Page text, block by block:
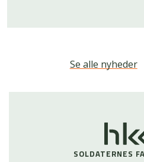
Se alle nyheder
SOLDATERNES